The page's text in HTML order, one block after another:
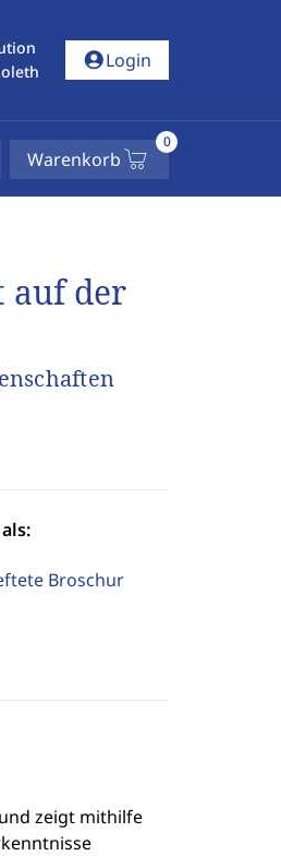
account_circleLogin
Warenkorb
0
auf der
Broschur
zeigt mithilfe